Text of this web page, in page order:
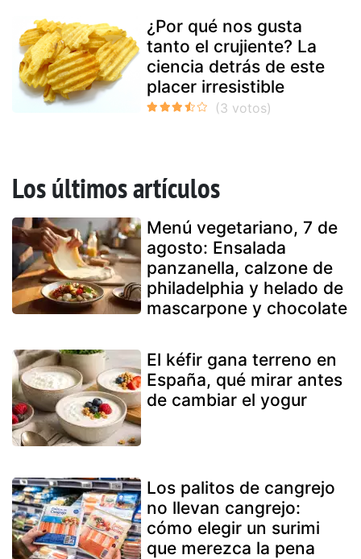
¿Por qué nos gusta
tanto el crujiente? La
ciencia detrás de este
placer irresistible
Los últimos artículos
Menú vegetariano, 7 de
agosto: Ensalada
panzanella, calzone de
philadelphia y helado de
mascarpone y chocolate
El kéfir gana terreno en
España, qué mirar antes
de cambiar el yogur
Los palitos de cangrejo
no llevan cangrejo:
cómo elegir un surimi
que merezca la pena